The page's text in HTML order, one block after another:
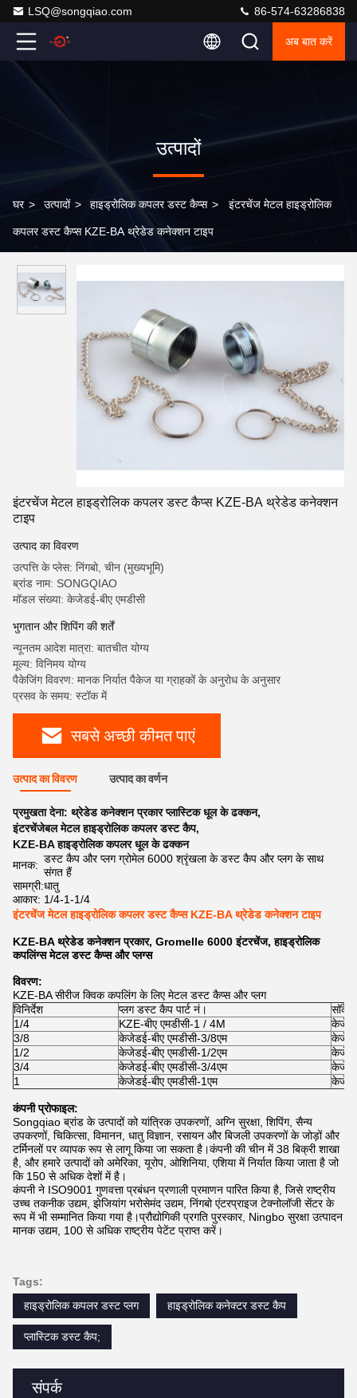
LSQ@songqiao.com 86-574-63286838
अब बात करें
उत्पादों
घर > उत्पादों > हाइड्रोलिक कपलर डस्ट कैप्स > इंटरचेंज मेटल हाइड्रोलिक
कपलर डस्ट कैप्स KZE-BA थ्रेडेड कनेक्शन टाइप
संपर्क
इंटरचेंज मेटल हाइड्रोलिक कपलर डस्ट कैप्स KZE-BA थ्रेडेड कनेक्शन
टाइप
उत्पाद का विवरण
उत्पत्ति के प्लेस: निंगबो, चीन (मुख्यभूमि)
ब्रांड नाम: SONGQIAO
मॉडल संख्या: केजेडई-बीए एमडीसी
भुगतान और शिपिंग की शर्तें
न्यूनतम आदेश मात्रा: बातचीत योग्य
मूल्य: विनिमय योग्य
पैकेजिंग विवरण: मानक निर्यात पैकेज या ग्राहकों के अनुरोध के अनुसार
प्रसव के समय: स्टॉक में
सबसे अच्छी कीमत पाएं
उत्पाद का विवरण उत्पाद का वर्णन
प्रमुखता देना: थ्रेडेड कनेक्शन प्रकार प्लास्टिक धूल के ढक्कन,
इंटरचेंजेबल मेटल हाइड्रोलिक कपलर डस्ट कैप,
KZE-BA हाइड्रोलिक कपलर धूल के ढक्कन
मानक: डस्ट कैप और प्लग ग्रोमेल 6000 श्रृंखला के डस्ट कैप और प्लग के साथ
संगत हैं
सामग्री:धातु
आकार: 1/4-1-1/4
इंटरचेंज मेटल हाइड्रोलिक कपलर डस्ट कैप्स KZE-BA थ्रेडेड कनेक्शन टाइप
KZE-BA थ्रेडेड कनेक्शन प्रकार, Gromelle 6000 इंटरचेंज, हाइड्रोलिक
कपलिंग्स मेटल डस्ट कैप्स और प्लग्स
विवरण:
KZE-BA सीरीज क्विक कपलिंग के लिए मेटल डस्ट कैप्स और प्लग
विनिर्देश
प्लग डस्ट कैप पार्ट नं।
सॉकेट
1/4
KZE-बीए एमडीसी-1 / 4M
3/8
केजेडई-बीए एमडीसी-3/8एम
1/2
केजेडई-बीए एमडीसी-1/2एम
3/4
केजेडई-बीए एमडीसी-3/4एम
1
केजेडई-बीए एमडीसी-1एम
कंपनी प्रोफाइल:
Songqiao ब्रांड के उत्पादों को यांत्रिक उपकरणों, अग्नि सुरक्षा, शिपिंग, सैन्य
उपकरणों, चिकित्सा, विमानन, धातु विज्ञान, रसायन और बिजली उपकरणों के जोड़ों और
टर्मिनलों पर व्यापक रूप से लागू किया जा सकता है।कंपनी की चीन में 38 बिक्री शाखा
है, और हमारे उत्पादों को अमेरिका, यूरोप, ओशिनिया, एशिया में निर्यात किया जाता है जो
कि 150 से अधिक देशों में है।
कंपनी ने ISO9001 गुणवत्ता प्रबंधन प्रणाली प्रमाणन पारित किया है, जिसे राष्ट्रीय
उच्च तकनीक उद्यम, झेजियांग भरोसेमंद उद्यम, निंगबो एंटरप्राइज टेक्नोलॉजी सेंटर के
रूप में भी सम्मानित किया गया है।प्रौद्योगिकी प्रगति पुरस्कार, Ningbo सुरक्षा उत्पादन
मानक उद्यम, 100 से अधिक राष्ट्रीय पेटेंट प्राप्त करें।
Tags:
हाइड्रोलिक कपलर डस्ट प्लग
हाइड्रोलिक कनेक्टर डस्ट कैप
प्लास्टिक डस्ट कैप;